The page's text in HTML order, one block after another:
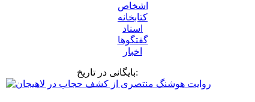
اشخاص
کتابخانه
اسناد
گفتگوها
اخبار
بایگانی در تاریخ: